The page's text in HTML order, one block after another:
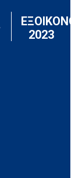
2023